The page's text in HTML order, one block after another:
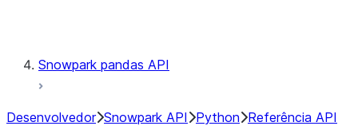
Snowpark pandas API
Desenvolvedor Snowpark API Python Referência API